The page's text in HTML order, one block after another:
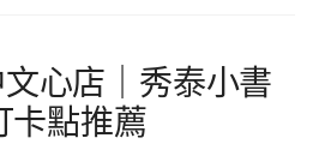
心店｜秀泰小書
卡點推薦